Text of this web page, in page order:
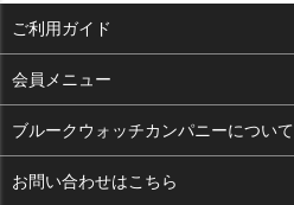
ご利用ガイド
よくある質問
支払い・送料
お客様の声
会員メニュー
ログイン
お気に入り
ブルークウォッチカンパニーについて
会社概要
お問い合わせはこちら